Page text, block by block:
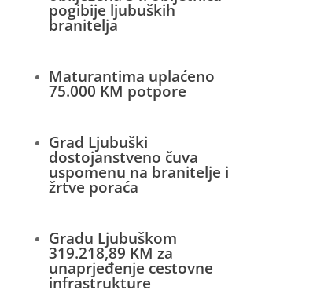
pogibije ljubuških
branitelja
Maturantima uplaćeno
75.000 KM potpore
Grad Ljubuški
dostojanstveno čuva
uspomenu na branitelje i
žrtve poraća
Gradu Ljubuškom
319.218,89 KM za
unaprjeđenje cestovne
infrastrukture